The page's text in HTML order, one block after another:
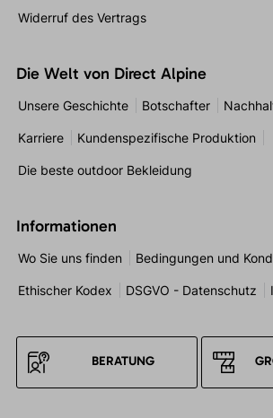
Widerruf des Vertrags
Die Welt von Direct Alpine
Unsere Geschichte Botschafter
Karriere Kundenspezifische Produktion
Die beste outdoor Bekleidung
Informationen
Wo Sie uns finden Bedingungen und
Ethischer Kodex DSGVO - Datenschutz
BERATUNG